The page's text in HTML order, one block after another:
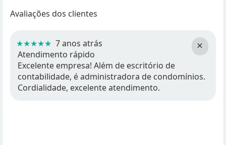
Avaliações dos clientes
×
★★★★★ 7 anos atrás
Atendimento rápido
Excelente empresa! Além de escritório de
contabilidade, é administradora de condomínios.
Cordialidade, excelente atendimento.